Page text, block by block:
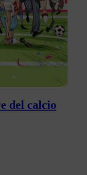
del calcio